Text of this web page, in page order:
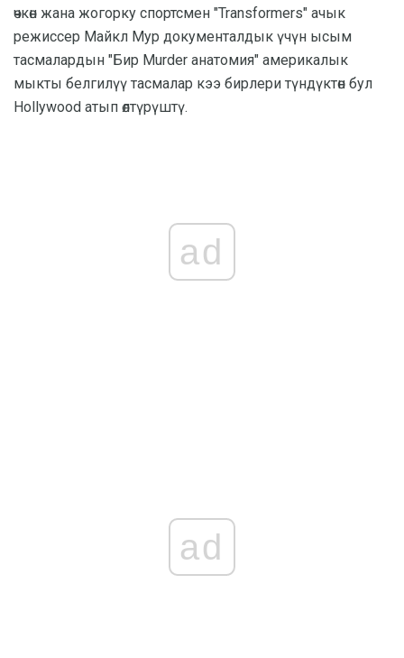
өчкөн жана жогорку спортсмен "Transformers" ачык
режиссер Майкл Мур документалдык үчүн ысым
тасмалардын "Бир Murder анатомия" америкалык
мыкты белгилүү тасмалар кээ бирлери түндүктөн бул
Hollywood атып өлтүрүштү.
ad
ad